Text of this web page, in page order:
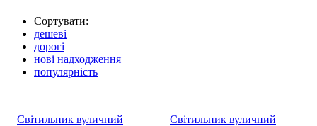
Сортувати:
дешеві
дорогі
нові надходження
популярність
Світильник вуличний
Світильник вуличний